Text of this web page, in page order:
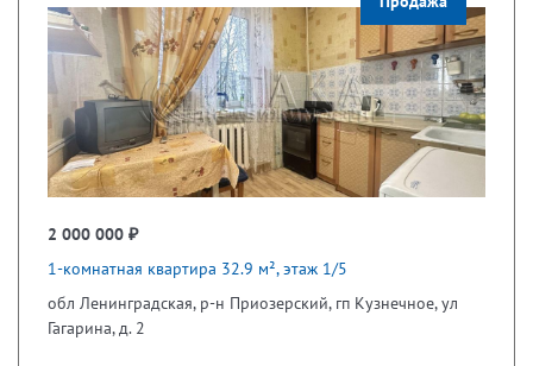
2 000 000 ₽
1-комнатная квартира 32.9 м², этаж 1/5
обл Ленинградская, р-н Приозерский, гп Кузнечное, ул
Гагарина, д. 2